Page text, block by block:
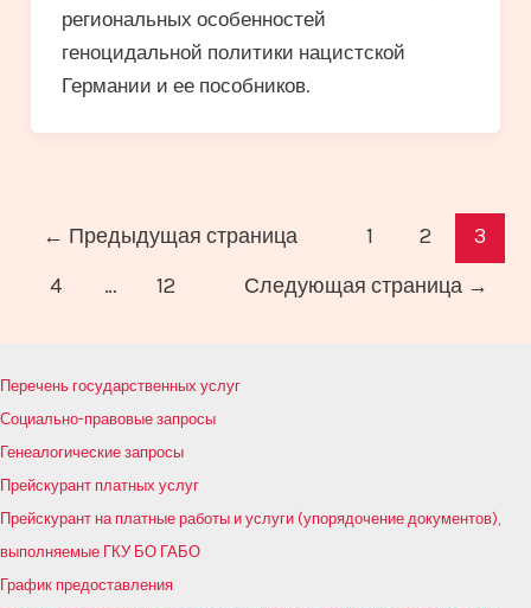
региональных особенностей
геноцидальной политики нацистской
Германии и ее пособников.
Постраничная
записи
← Предыдущая страница 1 2
3
4
… 12 Следующая страница →
Перечень государственных услуг
Социально-правовые запросы
Генеалогические запросы
Прейскурант платных услуг
Прейскурант на платные работы и услуги (упорядочение документов),
выполняемые ГКУ БО ГАБО
График предоставления